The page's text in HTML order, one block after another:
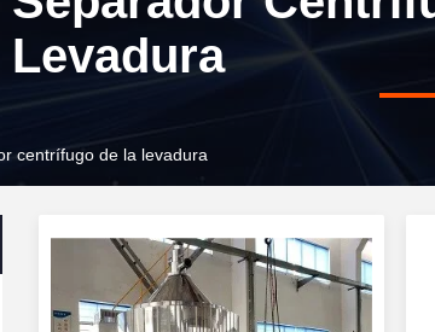
Levadura
centrífugo de la levadura